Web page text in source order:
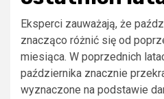
Eksperci zauważają, że
znacząco różnić się od
miesiąca. W poprzednich
października znacznie
wyznaczone na podstawie